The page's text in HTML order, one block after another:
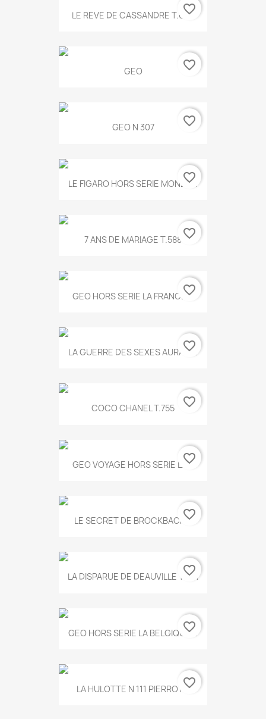
LE REVE DE CASSANDRE T.634
favorite_border
GEO favorite_border
GEO N 307 favorite_border
LE FIGARO HORS SERIE MONET...
favorite_border
7 ANS DE MARIAGE T.588 favorite_border
GEO HORS SERIE LA FRANCE...
favorite_border
LA GUERRE DES SEXES AURA T...
favorite_border
COCO CHANEL T.755 favorite_border
GEO VOYAGE HORS SERIE LA...
favorite_border
LE SECRET DE BROCKBACK...
favorite_border
LA DISPARUE DE DEAUVILLE T.551
favorite_border
GEO HORS SERIE LA BELGIQUE...
favorite_border
LA HULOTTE N 111 PIERROT...favorite_border